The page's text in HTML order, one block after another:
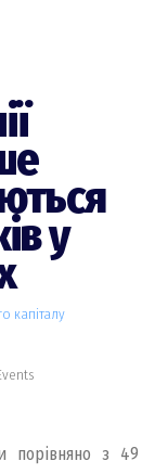
у
капіталу
порівняно з 49